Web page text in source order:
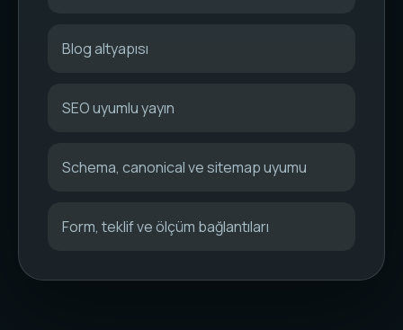
Blog altyapısı
SEO uyumlu yayın
Schema, canonical ve sitemap uyumu
Form, teklif ve ölçüm bağlantıları